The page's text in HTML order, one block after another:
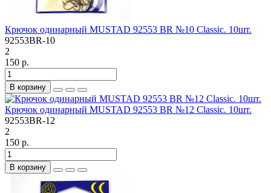
Крючок одинарный MUSTAD 92553 BR №10 Classic. 10шт.
92553BR-10
2
150 р.
В корзину
Крючок одинарный MUSTAD 92553 BR №12 Classic. 10шт.
92553BR-12
2
150 р.
В корзину